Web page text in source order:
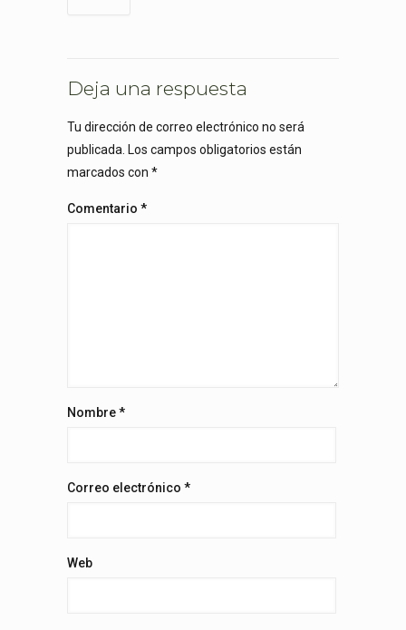
Deja una respuesta
Tu dirección de correo electrónico no será
publicada. Los campos obligatorios están
marcados con *
Comentario *
Nombre*
Correo electrónico *
Web